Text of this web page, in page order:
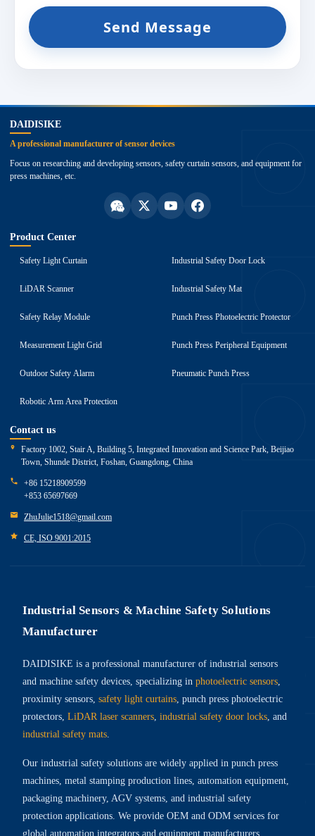
Send Message
DAIDISIKE
A professional manufacturer of sensor devices
Focus on researching and developing sensors, safety curtain sensors, and equipment for
press machines, etc.
Product Center
Safety Light Curtain
LiDAR Scanner
Safety Relay Module
Measurement Light Grid
Outdoor Safety Alarm
Robotic Arm Area Protection
Industrial Safety Door Lock
Industrial Safety Mat
Punch Press Photoelectric Protector
Punch Press Peripheral Equipment
Pneumatic Punch Press
Contact us
Factory 1002, Stair A, Building 5, Integrated Innovation and Science Park, Beijiao
Town, Shunde District, Foshan, Guangdong, China
+86 15218909599
+853 65697669
ZhuJulie1518@gmail.com
CE, ISO 9001:2015
Industrial Sensors & Machine Safety Solutions
Manufacturer
DAIDISIKE is a professional manufacturer of industrial sensors
and machine safety devices, specializing in photoelectric sensors,
proximity sensors, safety light curtains, punch press photoelectric
protectors, LiDAR laser scanners, industrial safety door locks, and
industrial safety mats.
Our industrial safety solutions are widely applied in punch press
machines, metal stamping production lines, automation equipment,
packaging machinery, AGV systems, and industrial safety
protection applications. We provide OEM and ODM services for
global automation integrators and equipment manufacturers.